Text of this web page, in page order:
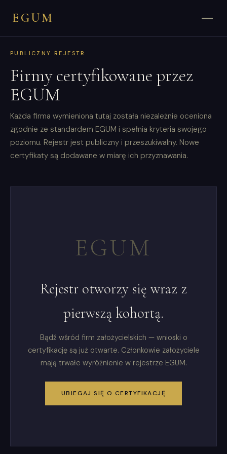
EGUM
PUBLICZNY REJESTR
Firmy certyfikowane przez
EGUM
Każda firma wymieniona tutaj została niezależnie oceniona
zgodnie ze standardem EGUM i spełnia kryteria swojego
poziomu. Rejestr jest publiczny i przeszukiwalny. Nowe
certyfikaty są dodawane w miarę ich przyznawania.
EGUM
Rejestr otworzy się wraz z
pierwszą kohortą.
Bądź wśród firm założycielskich — wnioski o
certyfikację są już otwarte. Członkowie założyciele
mają trwałe wyróżnienie w rejestrze EGUM.
UBIEGAJ SIĘ O CERTYFIKACJĘ